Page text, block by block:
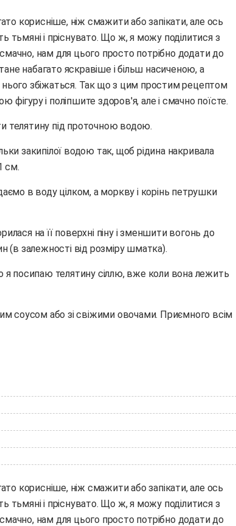
тьмяні і пріснувато. Що ж, я можу поділитися з
нам для цього просто потрібно додати до
набагато яскравіше і більш насиченою, а
збіжаться. Так що з цим простим рецептом
і поліпшите здоров'я, але і смачно поїсте.
телятину під проточною водою.
см.
(в залежності від розміру шматка).
корисніше, ніж смажити або запікати, але ось
тьмяні і пріснувато. Що ж, я можу поділитися з
нам для цього просто потрібно додати до